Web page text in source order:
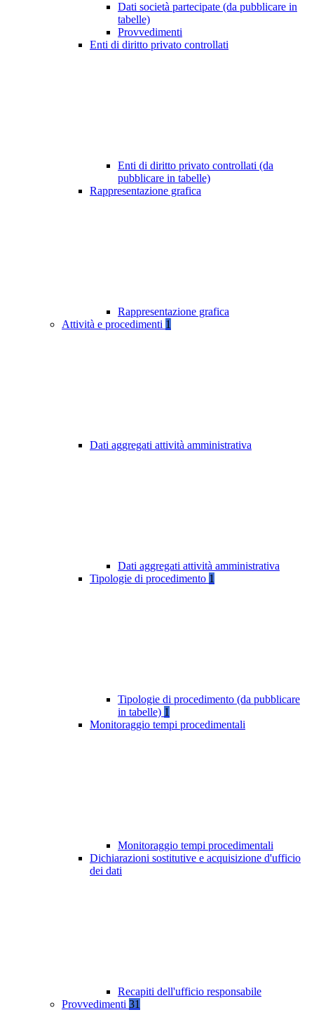
Dati società partecipate (da pubblicare in
tabelle)
Provvedimenti
Enti di diritto privato controllati
Enti di diritto privato controllati (da
pubblicare in tabelle)
Rappresentazione grafica
Rappresentazione grafica
Attività e procedimenti 1
Dati aggregati attività amministrativa
Dati aggregati attività amministrativa
Tipologie di procedimento 1
Tipologie di procedimento (da pubblicare
in tabelle) 1
Monitoraggio tempi procedimentali
Monitoraggio tempi procedimentali
Dichiarazioni sostitutive e acquisizione d'ufficio
dei dati
Recapiti dell'ufficio responsabile
Provvedimenti 31